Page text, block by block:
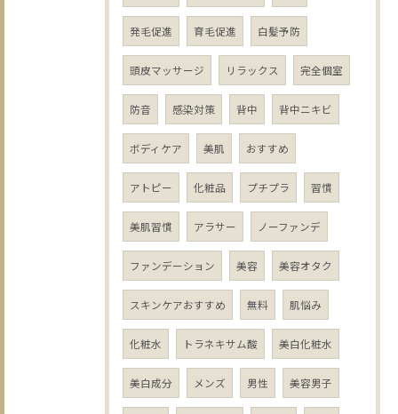
発毛促進 育毛促進 白髪予防
頭皮マッサージ リラックス 完全個室
防音 感染対策 背中 背中ニキビ
ボディケア 美肌 おすすめ
アトピー 化粧品 プチプラ 習慣
美肌習慣 アラサー ノーファンデ
ファンデーション 美容 美容オタク
スキンケアおすすめ 無料 肌悩み
化粧水 トラネキサム酸 美白化粧水
美白成分 メンズ 男性 美容男子